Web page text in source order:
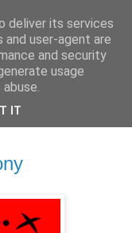
deliver its services
and user-agent are
and security
usage
IT